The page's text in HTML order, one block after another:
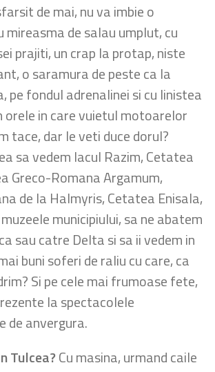
de mai, nu va imbie o
mireasma de salau umplut, cu
prajiti, un crap la protap, niste
o saramura de peste ca la
pe fondul adrenalinei si cu linistea
orele in care vuietul motoarelor
tace, dar le veti duce dorul?
sa vedem lacul Razim, Cetatea
Greco-Romana Argamum,
de la Halmyris, Cetatea Enisala,
municipiului, sa ne abatem
sau catre Delta si sa ii vedem in
buni soferi de raliu cu care, ca
Si pe cele mai frumoase fete,
la spectacolele
de anvergura.
Tulcea?Cu masina, urmand caile